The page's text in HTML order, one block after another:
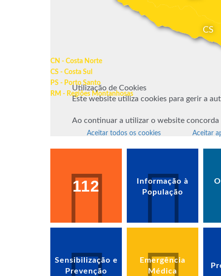
CS
CN - Costa Norte
CS - Costa Sul
PS - Porto Santo
RM - Regiões Montanhosas
112
Informação à
População
Sensibilização e
Prevenção
Emergência
Médica
Utilização de Cookies
Este website utiliza cookies para gerir a
Ao continuar a utilizar o website
Aceitar todos os cookies Aceitar